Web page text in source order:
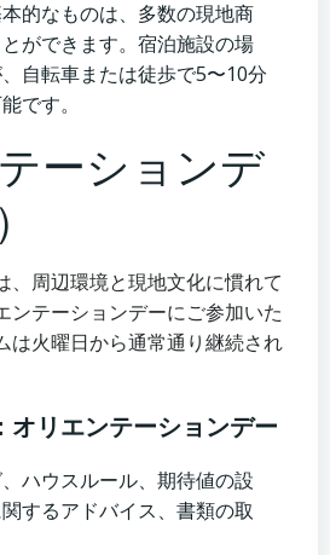
的なものは、多数の現地商
ができます。宿泊施設の場
自転車または徒歩で5〜10分
です。
ーションデ
、周辺環境と現地文化に慣れて
ンテーションデーにご参加いた
は火曜日から通常通り継続され
オリエンテーションデー
ハウスルール、期待値の設
するアドバイス、書類の取